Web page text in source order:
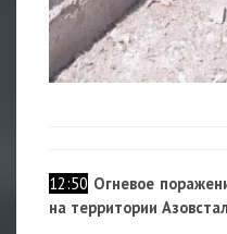
12:50 Огневое
на территории